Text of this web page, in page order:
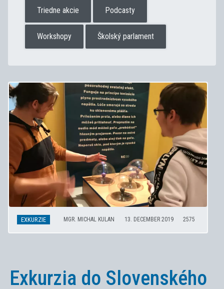
Triedne akcie Podcasty
Workshopy Školský parlament
EXKURZIE MGR. MICHAL KULAN 13. DECEMBER 2019 2575
Exkurzia do Slovenského